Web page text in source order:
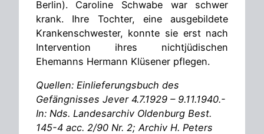
Berlin). Caroline Schwabe war schwer
krank. Ihre Tochter, eine ausgebildete
Krankenschwester, konnte sie erst nach
Intervention ihres nichtjüdischen
Ehemanns Hermann Klüsener pflegen.
Quellen: Einlieferungsbuch des
Gefängnisses Jever 4.7.1929 – 9.11.1940.-
In: Nds. Landesarchiv Oldenburg Best.
145-4 acc. 2/90 Nr. 2; Archiv H. Peters